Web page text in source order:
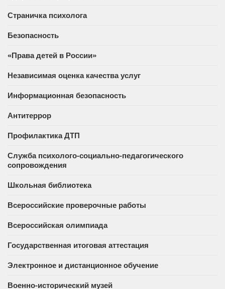
Страничка психолога
Безопасность
«Права детей в России»
Независимая оценка качества услуг
Информационная безопасность
Антитеррор
Профилактика ДТП
Служба психолого-социально-педагогического
сопровождения
Школьная библиотека
Всероссийские проверочные работы
Всероссийская олимпиада
Государственная итоговая аттестация
Электронное и дистанционное обучение
Военно-исторический музей